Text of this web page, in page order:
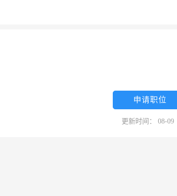
申请职位
更新时间： 08-09